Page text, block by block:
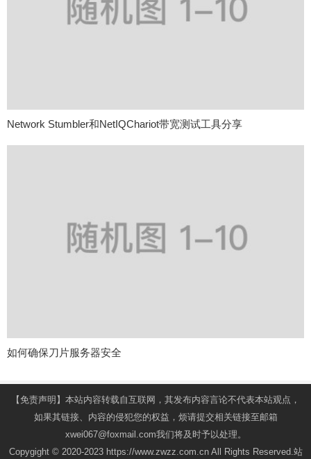
Network Stumbler和NetIQChariot带宽测试工具分享
如何确保刀片服务器安全
【免责声明】本站内容转载自互联网，其发布内容言论不代表本站观点，
如果其链接、内容的侵犯您的权益，烦请提交相关链接至邮箱
xwei067@foxmail.com我们将及时予以处理。
Copygight © 2020-2023 https://www.zwzz.com.cn All Rights Reserved.站